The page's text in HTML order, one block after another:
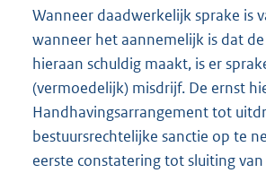
Wanneer daadwerkelijk sprake is
wanneer het aannemelijk is dat
hieraan schuldig maakt, is er
(vermoedelijk) misdrijf. De ernst
Handhavingsarrangement tot
bestuursrechtelijke sanctie op te
eerste constatering tot sluiting